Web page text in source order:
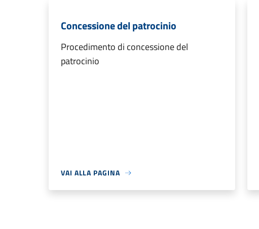
Concessione del patrocinio
Procedimento di concessione del
patrocinio
VAI ALLA PAGINA